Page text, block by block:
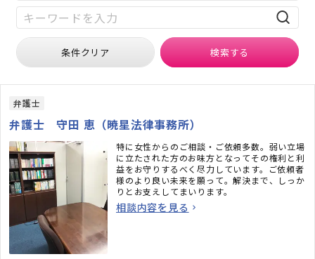
条件クリア 検索する
弁護士
弁護士 守田 恵（暁星法律事務所）
特に女性からのご相談・ご依頼多数。弱い立場
に立たされた方のお味方となってその権利と利
益をお守りするべく尽力しています。ご依頼者
様のより良い未来を願って。解決まで、しっか
りとお支えしてまいります。
相談内容を見る